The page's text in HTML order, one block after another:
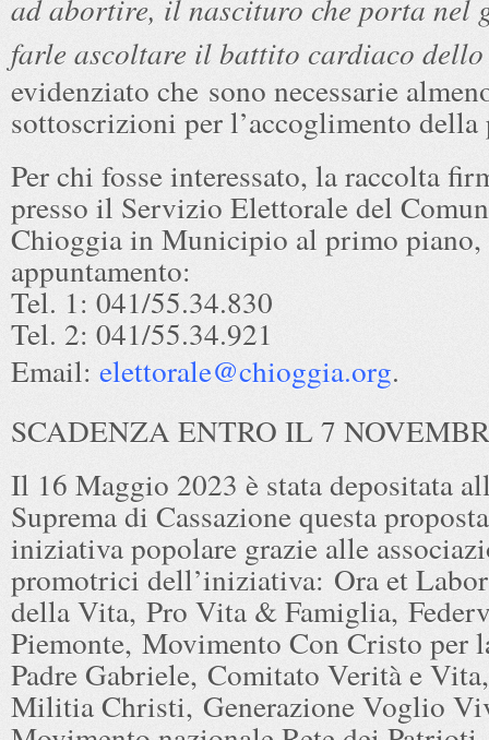
ad abortire, il nascituro che porta nel
farle ascoltare il battito cardiaco dello
evidenziato che sono necessarie
sottoscrizioni per l’accoglimento della
Per chi fosse interessato, la raccolta
presso il Servizio Elettorale del
Chioggia in Municipio al primo piano,
appuntamento:
Tel. 1: 041/55.34.830
Tel. 2: 041/55.34.921
Email: elettorale@chioggia.org.
SCADENZA ENTRO IL 7
Il 16 Maggio 2023 è stata depositata
Suprema di Cassazione questa
iniziativa popolare grazie alle
promotrici dell’iniziativa: Ora et
della Vita, Pro Vita & Famiglia,
Piemonte, Movimento Con Cristo per
Padre Gabriele, Comitato Verità e
Militia Christi, Generazione Voglio